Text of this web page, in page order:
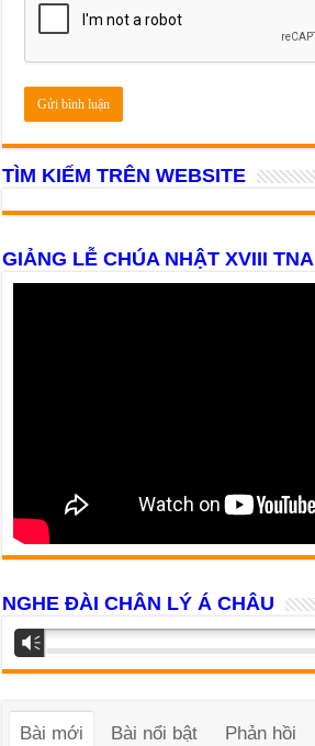
TÌM KIẾM TRÊN WEBSITE
GIẢNG LỄ CHÚA NHẬT XVIII TNA
NGHE ĐÀI CHÂN LÝ Á CHÂU
Trình
phát
Vm
Bài mới Bài nổi bật Phản hồi